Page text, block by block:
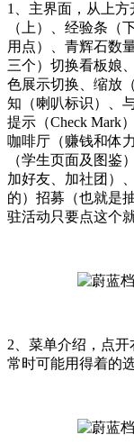
1、主界面，从上
（上）、经验条（
用点）、青辉石数
三个）切换看板娘
色展示切换、缩放
知（喇叭标识）、
提示（Check Mark
咖啡厅（赚钱和体
（学生页面及图鉴
加好友、加社团）
的）招募（也就是
驻活动只要点这个
2、菜单介绍，点
常时可能用得着的选